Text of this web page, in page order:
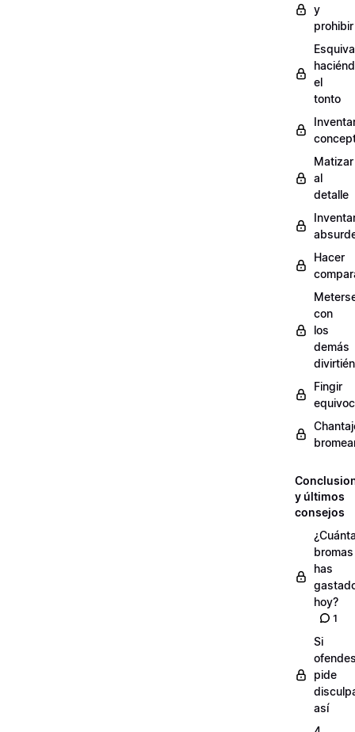
y
prohibir
el
tonto
Matizar
al
detalle
Hacer
con
los
demás
Fingir
y últimos
consejos
bromas
has
hoy?
1
Si
pide
así